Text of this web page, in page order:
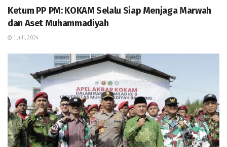
Ketum PP PM: KOKAM Selalu Siap Menjaga Marwah
dan Aset Muhammadiyah
1 Juli, 2024